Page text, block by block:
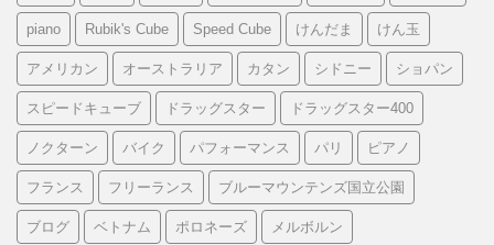
piano Rubik's Cube Speed Cube けんだま けん玉
アメリカン オーストラリア カタン シドニー ショパン
スピードキューブ ドラッグスター ドラッグスター400
ノクターン バイク パフォーマンス パリ ピアノ
フランス フリーランス ブルーマウンテンズ国立公園
ブログ ベトナム ポロネーズ メルボルン